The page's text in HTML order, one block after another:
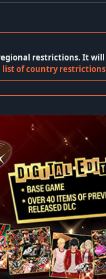
restrictions. It will
list of country restrictions